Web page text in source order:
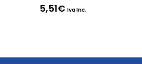
5,51€ Iva Inc.